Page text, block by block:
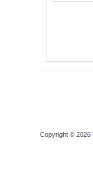
Copyright © 2026